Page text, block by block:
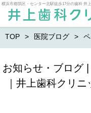
横浜市都筑区・センター北駅徒歩17分の歯科 井
TOP 医院ブログ
お知らせ・ブログ
｜井上歯科クリ